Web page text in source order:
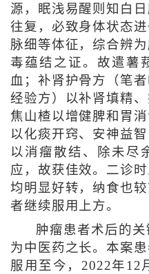
源，眠浅易醒则知白
往复，必致身体状态
脉细等体征，综合辨
毒蕴结之证。故遣薯
血；补肾护骨方（笔
经验方）以补肾填精
焦山楂以增健脾和胃
以化痰开窍、安神益
以消瘤散结、除未尽
应，故获佳效。二诊
均明显好转，纳食也
者继续服用上方。
肿瘤患者术后的
为中医药之长。本案
服用至今，2022年12